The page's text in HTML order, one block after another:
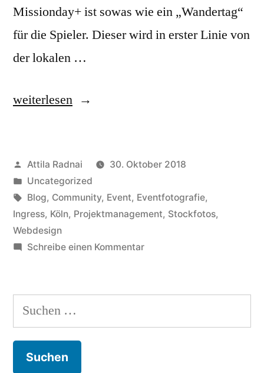
Missionday+ ist sowas wie ein „Wandertag“
für die Spieler. Dieser wird in erster Linie von
der lokalen …
„Ingress
in
Köln“
weiterlesen
Veröffentlicht
von
Attila Radnai
30. Oktober 2018
Veröffentlicht
in
Uncategorized
Schlagwörter:
Blog, Community, Event, Eventfotografie,
Ingress, Köln, Projektmanagement, Stockfotos,
Webdesign
Schreibe einen Kommentarzu
Day+
Köln
Suchen
nach: